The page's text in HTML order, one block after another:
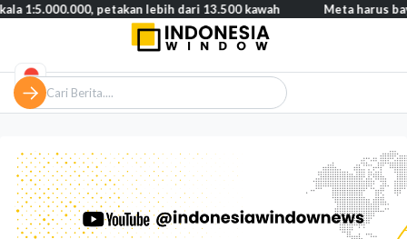
petakan lebih dari 13.500 kawah Meta harus bayar